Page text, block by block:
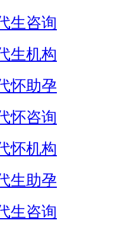
生咨询
生机构
怀助孕
怀咨询
怀机构
生助孕
生咨询